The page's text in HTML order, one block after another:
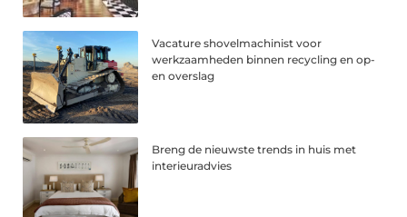
Vacature shovelmachinist voor
werkzaamheden binnen recycling en op-
en overslag
Breng de nieuwste trends in huis met
interieuradvies